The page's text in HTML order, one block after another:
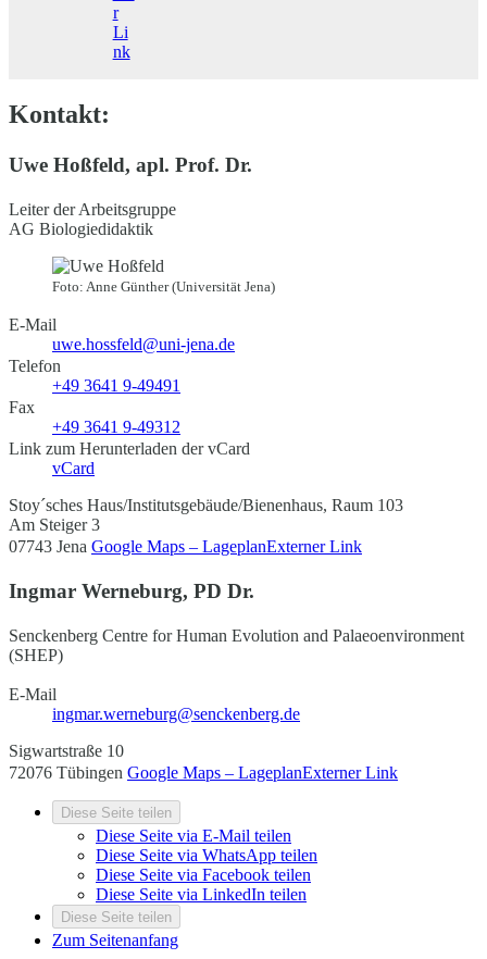
r
Li
nk
Kontakt:
Uwe Hoßfeld, apl. Prof. Dr.
Leiter der Arbeitsgruppe
AG Biologiedidaktik
Foto: Anne Günther (Universität Jena)
E-Mail
uwe.hossfeld@uni-jena.de
Telefon
+49 3641 9-49491
Fax
+49 3641 9-49312
Link zum Herunterladen der vCard
vCard
Stoy´sches Haus/Institutsgebäude/Bienenhaus, Raum 103
Am Steiger 3
07743 Jena Google Maps – LageplanExterner Link
Ingmar Werneburg, PD Dr.
Senckenberg Centre for Human Evolution and Palaeoenvironment
(SHEP)
E-Mail
ingmar.werneburg@senckenberg.de
Sigwartstraße 10
72076 Tübingen Google Maps – LageplanExterner Link
Diese Seite teilen
Diese Seite via E-Mail teilen
Diese Seite via WhatsApp teilen
Diese Seite via Facebook teilen
Diese Seite via LinkedIn teilen
Diese Seite teilen
Zum Seitenanfang